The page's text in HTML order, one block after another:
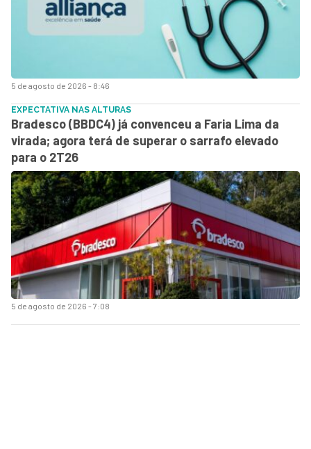
5 de agosto de 2026 - 8:46
5 de agosto de 2026 - 7:08
EXPECTATIVA NAS ALTURAS
Bradesco (BBDC4) já convenceu a Faria Lima da
virada; agora terá de superar o sarrafo elevado
para o 2T26